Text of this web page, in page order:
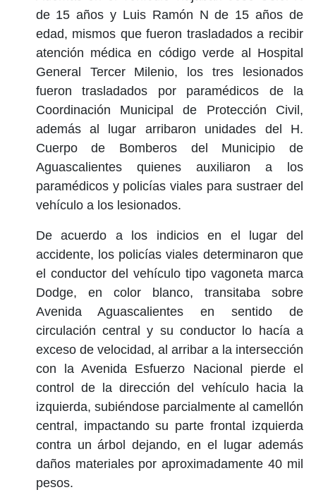
de 15 años y Luis Ramón N de 15 años de
edad, mismos que fueron trasladados a recibir
atención médica en código verde al Hospital
General Tercer Milenio, los tres lesionados
fueron trasladados por paramédicos de la
Coordinación Municipal de Protección Civil,
además al lugar arribaron unidades del H.
Cuerpo de Bomberos del Municipio de
Aguascalientes quienes auxiliaron a los
paramédicos y policías viales para sustraer del
vehículo a los lesionados.
De acuerdo a los indicios en el lugar del
accidente, los policías viales determinaron que
el conductor del vehículo tipo vagoneta marca
Dodge, en color blanco, transitaba sobre
Avenida Aguascalientes en sentido de
circulación central y su conductor lo hacía a
exceso de velocidad, al arribar a la intersección
con la Avenida Esfuerzo Nacional pierde el
control de la dirección del vehículo hacia la
izquierda, subiéndose parcialmente al camellón
central, impactando su parte frontal izquierda
contra un árbol dejando, en el lugar además
daños materiales por aproximadamente 40 mil
pesos.